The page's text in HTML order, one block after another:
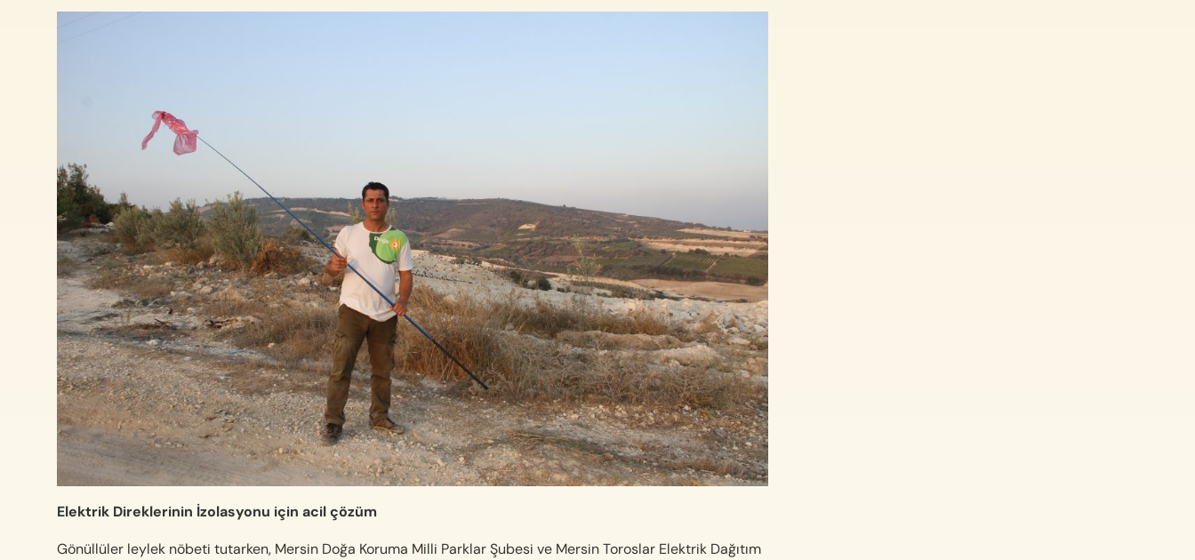
Elektrik Direklerinin İzolasyonu için acil çözüm
Gönüllüler leylek nöbeti tutarken, Mersin Doğa Koruma Milli Parklar Şubesi ve Mersin Toroslar Elektrik Dağıtım